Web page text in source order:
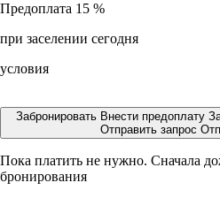
Предоплата 15 %
при заселении сегодня
условия
Забронировать Внести предоплату
Отправить запрос
Пока платить не нужно. Сначала
бронирования